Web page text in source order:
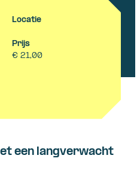
Locatie
Prijs
€ 21,00
een langverwacht